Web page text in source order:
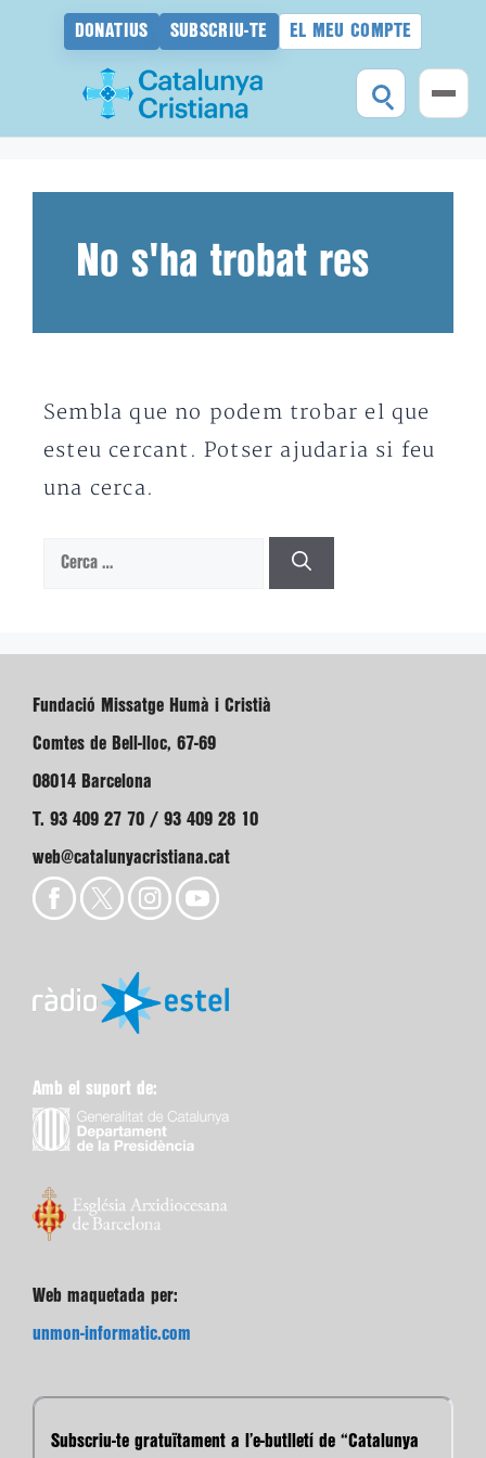
DONATIUS SUBSCRIU-TE EL MEU COMPTE
No s'ha trobat res
Sembla que no podem trobar el que
esteu cercant. Potser ajudaria si feu
una cerca.
Cerca:
Fundació Missatge Humà i Cristià
Comtes de Bell-lloc, 67-69
08014 Barcelona
T. 93 409 27 70 / 93 409 28 10
web@catalunyacristiana.cat
Amb el suport de:
Web maquetada per:
unmon-informatic.com
Subscriu-te gratuïtament a l’e-butlletí de “Catalunya